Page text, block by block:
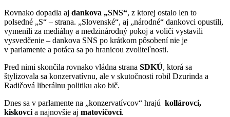
Rovnako dopadla aj dankova „SNS“, z ktorej ostalo len to
polsedné „S“ – strana. „Slovenské“, aj „národné“ dankovci opustili,
vymenili za mediálny a medzinárodný pokoj a voliči vystavili
vysvedčenie – dankova SNS po krátkom pôsobení nie je
v parlamente a potáca sa po hranicou zvoliteľnosti.
Pred nimi skončila rovnako vládna strana SDKÚ, ktorá sa
štylizovala sa konzervatívnu, ale v skutočnosti robil Dzurinda a
Radičová liberálnu politiku ako bič.
Dnes sa v parlamente na „konzervatívcov“ hrajú kollárovci,
kiskovci a najnovšie aj matovičovci.